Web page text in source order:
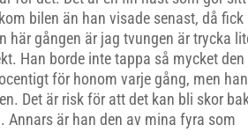
bilen än han visade senast, då fick
här gången är jag tvungen är trycka
Han borde inte tappa så mycket den
för honom varje gång, men han
Det är risk för att det kan bli skor
Annars är han den av mina fyra som